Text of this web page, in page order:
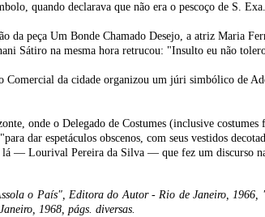
quando declarava que não era o pescoço de S.
da peça Um Bonde Chamado Desejo, a atriz Maria
Sátiro na mesma hora retrucou: "Insulto eu não
Comercial da cidade organizou um júri simbólico
onde o Delegado de Costumes (inclusive
dar espetáculos obscenos, com seus vestidos
lá — Lourival Pereira da Silva — que fez um discurso
o País", Editora do Autor - Rio de Janeiro,
1968, págs. diversas.